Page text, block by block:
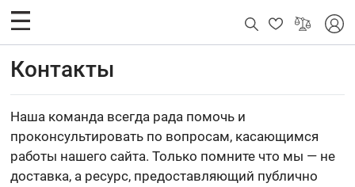
Контакты
Наша команда всегда рада помочь и
проконсультировать по вопросам, касающимся
работы нашего сайта. Только помните что мы — не
доставка, а ресурс, предоставляющий публично